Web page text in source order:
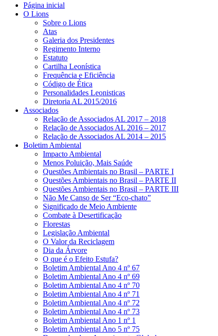
Página inicial
O Lions
Sobre o Lions
Atas
Galeria dos Presidentes
Regimento Interno
Estatuto
Cartilha Leonística
Frequência e Eficiência
Código de Ética
Personalidades Leonisticas
Diretoria AL 2015/2016
Associados
Relação de Associados AL 2017 – 2018
Relação de Associados AL 2016 – 2017
Relação de Associados AL 2014 – 2015
Boletim Ambiental
Impacto Ambiental
Menos Poluição, Mais Saúde
Questões Ambientais no Brasil – PARTE I
Questões Ambientais no Brasil – PARTE II
Questões Ambientais no Brasil – PARTE III
Não Me Canso de Ser “Eco-chato”
Significado de Meio Ambiente
Combate à Desertificação
Florestas
Legislação Ambiental
O Valor da Reciclagem
Dia da Árvore
O que é o Efeito Estufa?
Boletim Ambiental Ano 4 nº 67
Boletim Ambiental Ano 4 nº 69
Boletim Ambiental Ano 4 nº 70
Boletim Ambiental Ano 4 nº 71
Boletim Ambiental Ano 4 nº 72
Boletim Ambiental Ano 4 nº 73
Boletim Ambiental Ano 1 nº 1
Boletim Ambiental Ano 5 nº 75